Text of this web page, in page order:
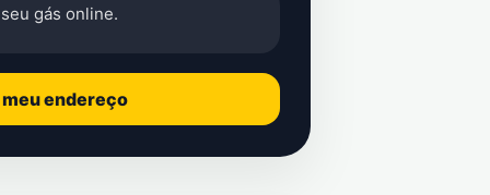
gás online.
endereço